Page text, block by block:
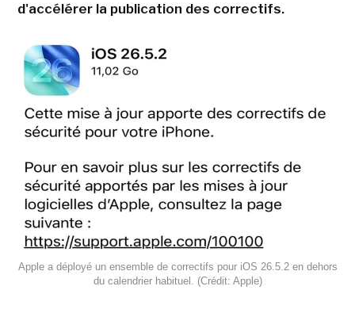
d'accélérer la publication des correctifs.
Apple a déployé un ensemble de correctifs pour iOS 26.5.2 en dehors
du calendrier habituel. (Crédit: Apple)